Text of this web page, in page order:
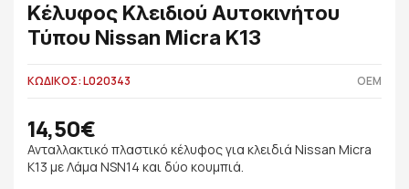
Κέλυφος Κλειδιού Αυτοκινήτου
Τύπου Nissan Micra K13
ΚΩΔΙΚΟΣ: L020343 OEM
14,50€
Ανταλλακτικό πλαστικό κέλυφος για κλειδιά Nissan Micra
K13 με Λάμα NSN14 και δύο κουμπιά.